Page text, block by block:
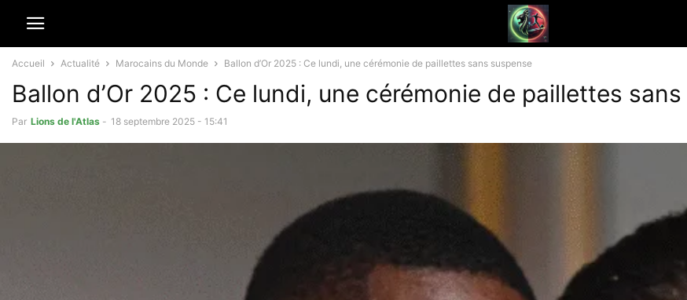
Accueil Actualité Marocains du Monde Ballon d’Or 2025 : Ce lundi, une cérémonie de paillettes sans suspense
Ballon d’Or 2025 : Ce lundi, une cérémonie de paillettes
Par Lions de l'Atlas - 18 septembre 2025 - 15:41